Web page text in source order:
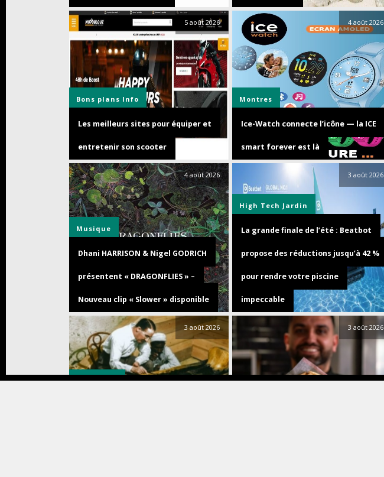
5 août 2026
Bons plans Info
Les meilleurs sites pour équiper et
entretenir son scooter
4 août 2026
Montres
Ice-Watch connecte l’icône — la ICE
smart forever est là
4 août 2026
Musique
Dhani HARRISON & Nigel GODRICH
présentent « DRAGONFLIES » –
Nouveau clip « Slower » disponible
3 août 2026
High Tech Jardin
La grande finale de l’été : Beatbot
propose des réductions jusqu’à 42 %
pour rendre votre piscine
impeccable
3 août 2026
Exposition
3 août 2026